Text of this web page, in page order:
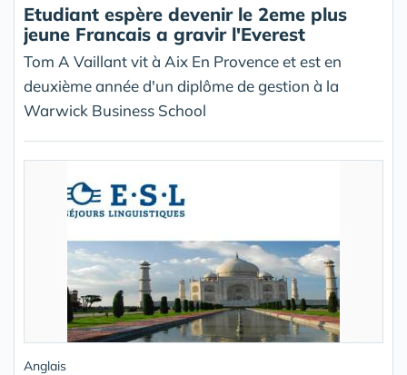
Etudiant espère devenir le 2eme plus
jeune Francais a gravir l'Everest
Tom A Vaillant vit à Aix En Provence et est en
deuxième année d'un diplôme de gestion à la
Warwick Business School
Anglais